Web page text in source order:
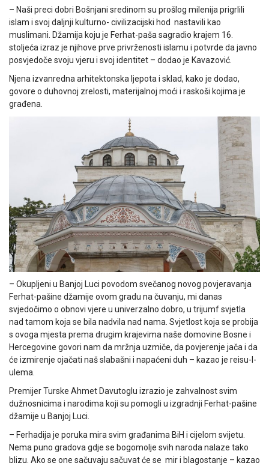
– Naši preci dobri Bošnjani sredinom su prošlog milenija prigrlili
islam i svoj daljnji kulturno- civilizacijski hod nastavili kao
muslimani. Džamija koju je Ferhat-paša sagradio krajem 16.
stoljeća izraz je njihove prve privrženosti islamu i potvrde da javno
posvjedoče svoju vjeru i svoj identitet – dodao je Kavazović.
Njena izvanredna arhitektonska ljepota i sklad, kako je dodao,
govore o duhovnoj zrelosti, materijalnoj moći i raskoši kojima je
građena.
– Okupljeni u Banjoj Luci povodom svečanog novog povjeravanja
Ferhat-pašine džamije ovom gradu na čuvanju, mi danas
svjedočimo o obnovi vjere u univerzalno dobro, u trijumf svjetla
nad tamom koja se bila nadvila nad nama. Svjetlost koja se probija
s ovoga mjesta prema drugim krajevima naše domovine Bosne i
Hercegovine govori nam da mržnja uzmiče, da povjerenje jača i da
će izmirenje ojačati naš slabašni i napaćeni duh – kazao je reisu-l-
ulema.
Premijer Turske Ahmet Davutoglu izrazio je zahvalnost svim
dužnosnicima i narodima koji su pomogli u izgradnji Ferhat-pašine
džamije u Banjoj Luci.
– Ferhadija je poruka mira svim građanima BiH i cijelom svijetu.
Nema puno gradova gdje se bogomolje svih naroda nalaze tako
blizu. Ako se one sačuvaju sačuvat će se mir i blagostanje – kazao